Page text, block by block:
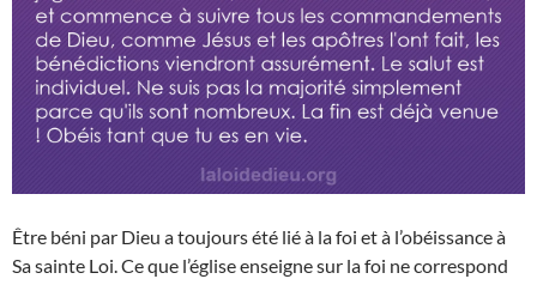
Être béni par Dieu a toujours été lié à la foi et à l’obéissance à
Sa sainte Loi. Ce que l’église enseigne sur la foi ne correspond